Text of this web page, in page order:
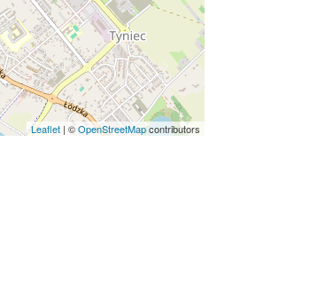
Leaflet | ©OpenStreetMapcontributors